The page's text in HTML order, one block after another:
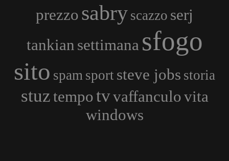
prezzo sabry scazzo serj
tankian settimana sfogo
sito spam sport steve jobs storia
stuztempotvvaffanculovita
windows